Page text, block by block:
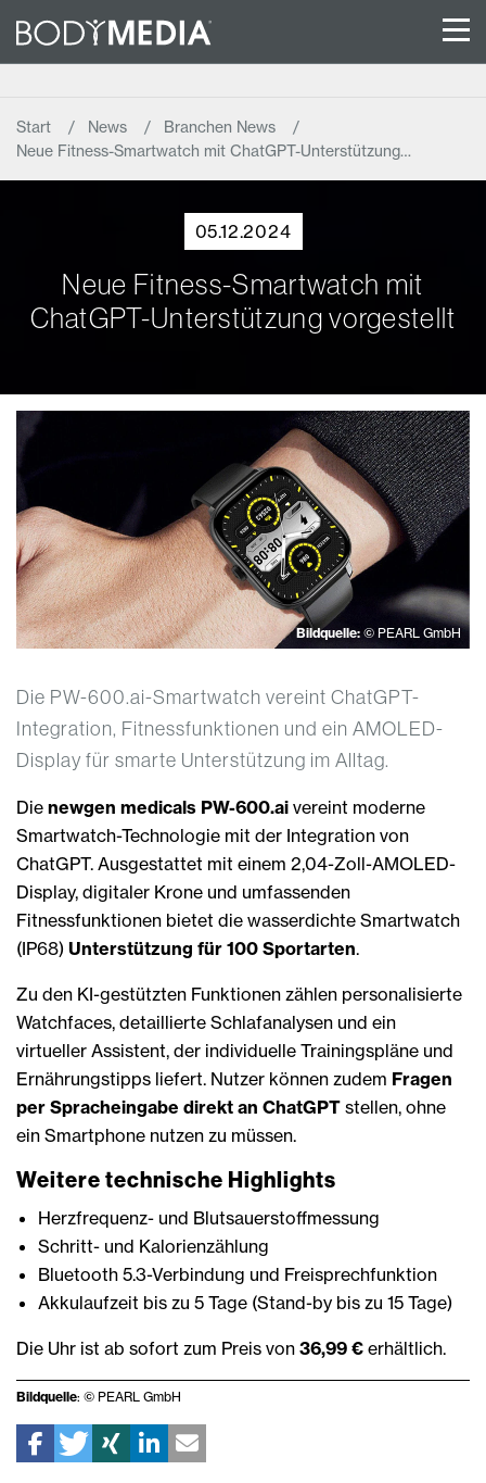
Start News
Branchen News
Neue Fitness-Smartwatch mit ChatGPT-Unterstützung…
05.12.2024
Neue Fitness-Smartwatch mit
ChatGPT-Unterstützung vorgestellt
Bildquelle: © PEARL GmbH
Die PW-600.ai-Smartwatch vereint ChatGPT-
Integration, Fitnessfunktionen und ein AMOLED-
Display für smarte Unterstützung im Alltag.
Die newgen medicals PW-600.ai vereint moderne
Smartwatch-Technologie mit der Integration von
ChatGPT. Ausgestattet mit einem 2,04-Zoll-AMOLED-
Display, digitaler Krone und umfassenden
Fitnessfunktionen bietet die wasserdichte Smartwatch
(IP68) Unterstützung für 100 Sportarten.
Zu den KI-gestützten Funktionen zählen personalisierte
Watchfaces, detaillierte Schlafanalysen und ein
virtueller Assistent, der individuelle Trainingspläne und
Ernährungstipps liefert. Nutzer können zudem Fragen
per Spracheingabe direkt an ChatGPT stellen, ohne
ein Smartphone nutzen zu müssen.
Weitere technische Highlights
Herzfrequenz- und Blutsauerstoffmessung
Schritt- und Kalorienzählung
Bluetooth 5.3-Verbindung und Freisprechfunktion
Akkulaufzeit bis zu 5 Tage (Stand-by bis zu 15 Tage)
Die Uhr ist ab sofort zum Preis von 36,99 € erhältlich.
Bildquelle: © PEARL GmbH